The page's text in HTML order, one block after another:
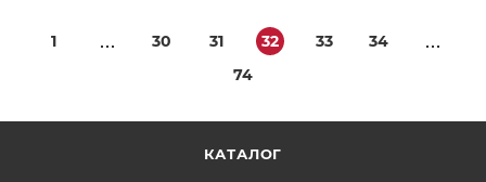
1 30 31 32 33
34
74
КАТАЛОГ